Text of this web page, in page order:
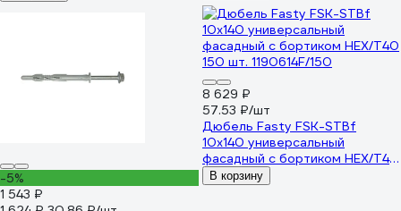
-5%
1 543 ₽
8 629 ₽
57.53 ₽/шт
Дюбель Fasty FSK-STBf
10x140 универсальный
фасадный с бортиком HEX/Т40
150 шт. 1190614F/150
В корзину